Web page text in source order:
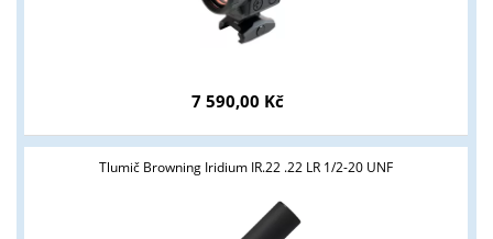
7 590,00 Kč
Tlumič Browning Iridium IR.22 .22 LR 1/2-20 UNF
Tyto stránky jsou určeny pouze odborné veřejnosti od 18 let a
ANO NE